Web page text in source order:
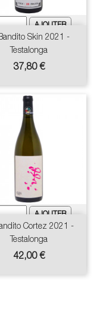
Skin 2021 -
Testalonga
Prix
37,80 €
Cortez 2021 -
Testalonga
Prix
42,00 €